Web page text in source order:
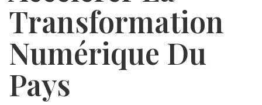
Transformation
Numérique Du
Pays